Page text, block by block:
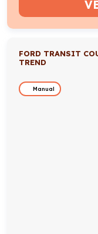
FORD TRANSIT
TREND
Manual